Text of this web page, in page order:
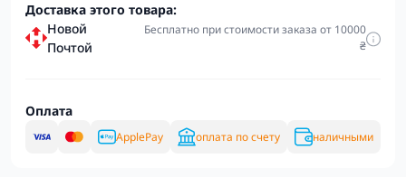
Доставка этого товара:
Новой
Почтой
Бесплатно при стоимости заказа от 10000
₴
Оплата
ApplePay оплата по счету наличными